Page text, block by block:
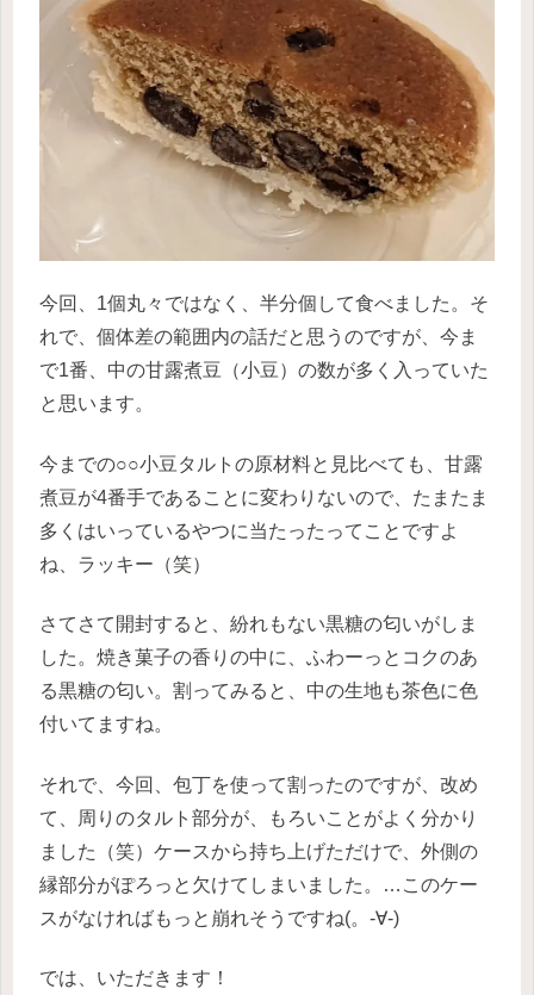
今回、1個丸々ではなく、半分個して食べました。そ
れで、個体差の範囲内の話だと思うのですが、今ま
で1番、中の甘露煮豆（小豆）の数が多く入っていた
と思います。
今までの○○小豆タルトの原材料と見比べても、甘露
煮豆が4番手であることに変わりないので、たまたま
多くはいっているやつに当たったってことですよ
ね、ラッキー（笑）
さてさて開封すると、紛れもない黒糖の匂いがしま
した。焼き菓子の香りの中に、ふわーっとコクのあ
る黒糖の匂い。割ってみると、中の生地も茶色に色
付いてますね。
それで、今回、包丁を使って割ったのですが、改め
て、周りのタルト部分が、もろいことがよく分かり
ました（笑）ケースから持ち上げただけで、外側の
縁部分がぽろっと欠けてしまいました。…このケー
スがなければもっと崩れそうですね(。-∀-)
では、いただきます！